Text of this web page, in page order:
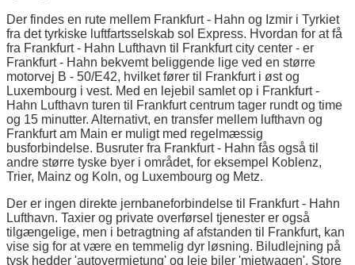
Der findes en rute mellem Frankfurt - Hahn og Izmir i Tyrkiet
fra det tyrkiske luftfartsselskab sol Express. Hvordan for at få
fra Frankfurt - Hahn Lufthavn til Frankfurt city center - er
Frankfurt - Hahn bekvemt beliggende lige ved en større
motorvej B - 50/E42, hvilket fører til Frankfurt i øst og
Luxembourg i vest. Med en lejebil samlet op i Frankfurt -
Hahn Lufthavn turen til Frankfurt centrum tager rundt og time
og 15 minutter. Alternativt, en transfer mellem lufthavn og
Frankfurt am Main er muligt med regelmæssig
busforbindelse. Busruter fra Frankfurt - Hahn fås også til
andre større tyske byer i området, for eksempel Koblenz,
Trier, Mainz og Koln, og Luxembourg og Metz.
Der er ingen direkte jernbaneforbindelse til Frankfurt - Hahn
Lufthavn. Taxier og private overførsel tjenester er også
tilgængelige, men i betragtning af afstanden til Frankfurt, kan
vise sig for at være en temmelig dyr løsning. Biludlejning på
tysk hedder 'autovermietung' og leje biler 'mietwagen'. Store